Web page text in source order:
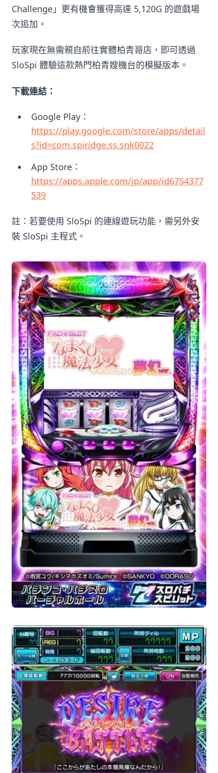
Challenge」更有機會獲得高達 5,120G 的遊戲場
次追加。
玩家現在無需親自前往實體柏青哥店，即可透過
SloSpi 體驗這款熱門柏青嫂機台的模擬版本。
下載連結：
Google Play：
https://play.google.com/store/apps/detail
s?id=com.spiridge.ss.snk0022
App Store：
https://apps.apple.com/jp/app/id6754377
539
註：若要使用 SloSpi 的連線遊玩功能，需另外安
裝 SloSpi 主程式。